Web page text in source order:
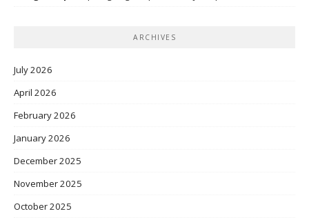
ARCHIVES
July 2026
April 2026
February 2026
January 2026
December 2025
November 2025
October 2025